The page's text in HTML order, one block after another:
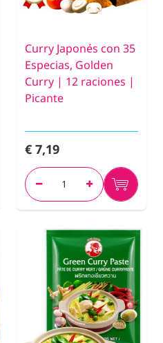
Curry Japonés con 35
Especias, Golden
Curry | 12 raciones |
Picante
€ 7,19